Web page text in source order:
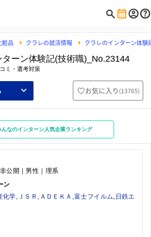
品 クラレの就活情報 クラレのインターン体験
ターン体験記(技術職)_No.23144
ミ・選考対策
お気に入り (13765)
んなのインターン人気企業ランキング
公開｜男性｜理系
ン
化学, ＪＳＲ , ＡＤＥＫＡ ,富士フイルム, 日鉄エ